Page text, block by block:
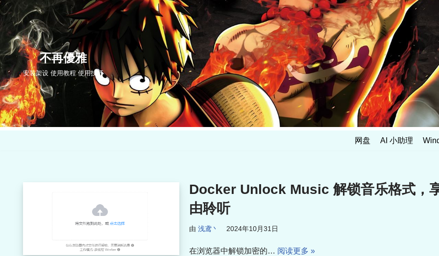
跳
至
正
文
不再優雅
安装架设 使用教程 使用技巧
网盘 AI 小助理
Docker Unlock Music 解锁音乐格式，
由聆听
由 浅鸢丶 2024年10月31日
在浏览器中解锁加密的… 阅读更多 »